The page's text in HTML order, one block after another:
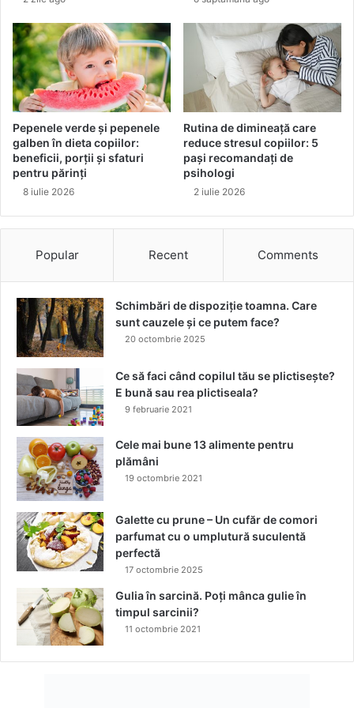
n
a
n
e
p
e
z
t
i
o
u
e
p
a
e
Pepenele verde și pepenele
galben în dieta copiilor:
beneficii, porții și sfaturi
pentru părinți
8 iulie 2026
Rutina de dimineață care
reduce stresul copiilor: 5
pași recomandați de
psihologi
2 iulie 2026
Popular Recent Comments
Schimbări de dispoziție toamna. Care
sunt cauzele și ce putem face?
20 octombrie 2025
Ce să faci când copilul tău se plictisește?
E bună sau rea plictiseala?
9 februarie 2021
Cele mai bune 13 alimente pentru
plămâni
19 octombrie 2021
Galette cu prune – Un cufăr de comori
parfumat cu o umplutură suculentă
perfectă
17 octombrie 2025
Gulia în sarcină. Poți mânca gulie în
timpul sarcinii?
11 octombrie 2021